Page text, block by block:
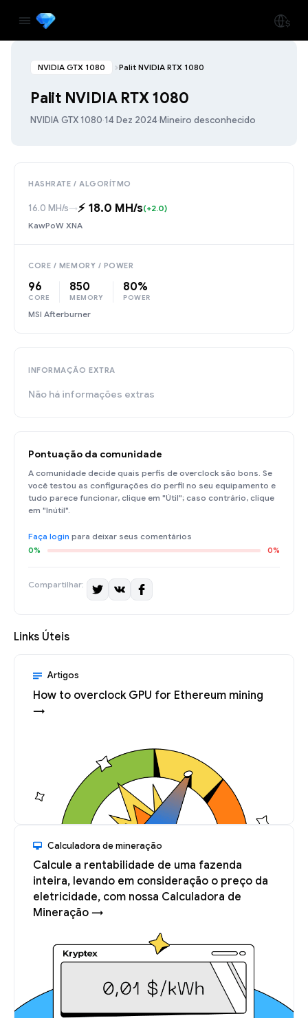
NVIDIA GTX 1080 Palit NVIDIA RTX 1080
Palit NVIDIA RTX 1080
NVIDIA GTX 1080·14 Dez 2024·Mineiro desconhecido
HASHRATE / ALGORÍTMO
16.0 MH/s→⚡️ 18.0 MH/s(+2.0)
KawPoW XNA
CORE / MEMORY / POWER
96
CORE
850
MEMORY
80%
POWER
MSI Afterburner
INFORMAÇÃO EXTRA
Não há informações extras
Pontuação da comunidade
A comunidade decide quais perfis de overclock são bons. Se
você testou as configurações do perfil no seu equipamento e
tudo parece funcionar, clique em "Útil"; caso contrário, clique
em "Inútil".
Faça login para deixar seus comentários
0% 0%
Compartilhar:
Links Úteis
Artigos
How to overclock GPU for Ethereum mining
→
Calculadora de mineração
Calcule a rentabilidade de uma fazenda
inteira, levando em consideração o preço da
eletricidade, com nossa Calculadora de
Mineração →